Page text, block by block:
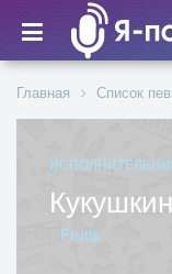
Главная Список
Frutis